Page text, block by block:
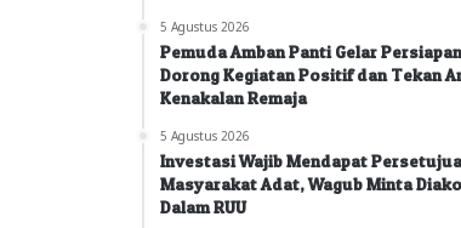
5 Agustus 2026
Pemuda Amban Panti Gelar
Dorong Kegiatan Positif dan Tekan
Kenakalan Remaja
5 Agustus 2026
Investasi Wajib Mendapat
Masyarakat Adat, Wagub Minta
Dalam RUU